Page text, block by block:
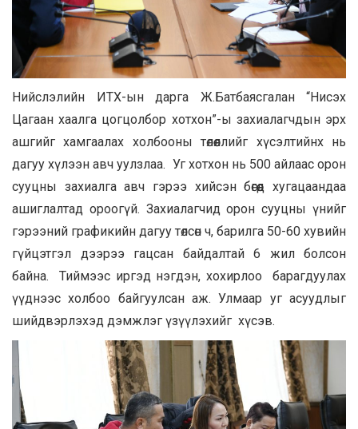
Нийслэлийн ИТХ-ын дарга Ж.Батбаясгалан “Нисэх
Цагаан хаалга цогцолбор хотхон”-ы захиалагчдын эрх
ашгийг хамгаалах холбооны төлөөллийг хүсэлтийнх нь
дагуу хүлээн авч уулзлаа. Уг хотхон нь 500 айлаас орон
сууцны захиалга авч гэрээ хийсэн бөгөөд хугацаандаа
ашиглалтад ороогүй. Захиалагчид орон сууцны үнийг
гэрээний графикийн дагуу төлсөн ч, барилга 50-60 хувийн
гүйцэтгэл дээрээ гацсан байдалтай 6 жил болсон
байна. Тиймээс иргэд нэгдэн, хохирлоо барагдуулах
үүднээс холбоо байгуулсан аж. Улмаар уг асуудлыг
шийдвэрлэхэд дэмжлэг үзүүлэхийг хүсэв.